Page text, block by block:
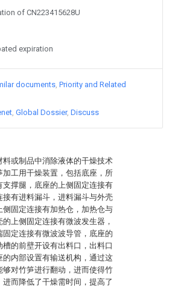
或制品中消除液体的干燥技术
工用干燥装置，包括底座，所
撑腿，底座的上侧固定连接有
有进料漏斗，进料漏斗与外壳
固定连接有加热仓，加热仓与
上侧固定连接有微波发生器，
定连接有微波波导管，底座的
的前壁开设有出料口，出料口
内部设置有输送机构，通过这
对竹笋进行翻动，进而使得竹
而降低了干燥需时间，提高了
of CN223415628U
expiration
documents Priority and Related
Global Dossier Discuss